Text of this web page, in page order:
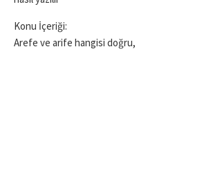
Konu İçeriği:
Arefe ve arife hangisi doğru,